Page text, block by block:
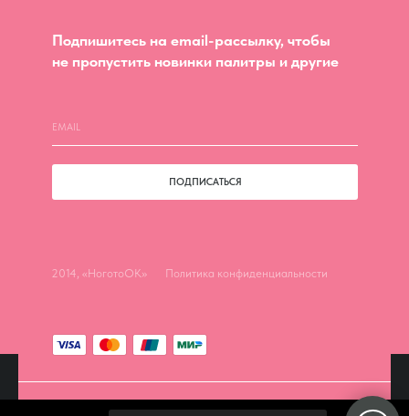
Подпишитесь на email-рассылку, чтобы
не пропустить новинки палитры и другие
2014, «НоготоОК» Политика конфиденциальности
ПОДПИСАТЬСЯ